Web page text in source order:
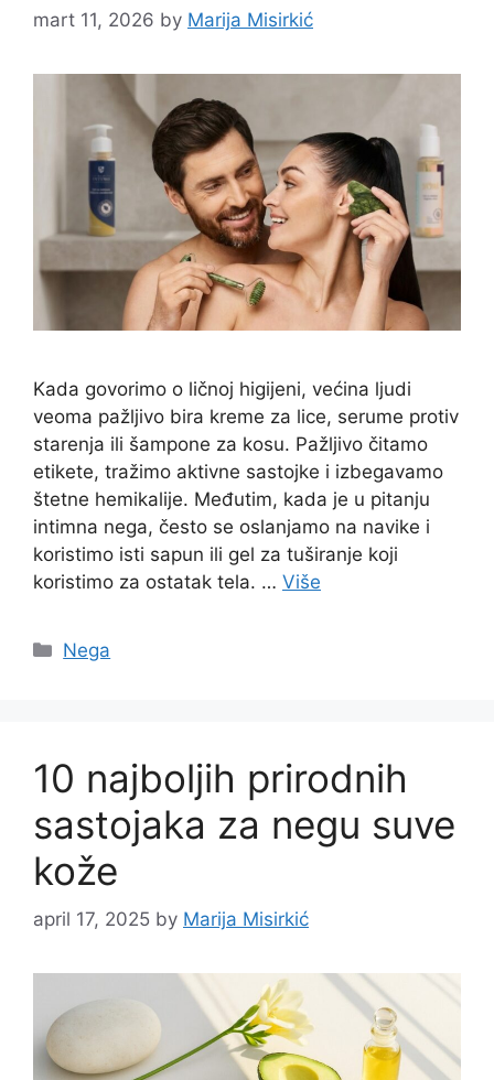
mart 11, 2026 by Marija Misirkić
Kada govorimo o ličnoj higijeni, većina ljudi
veoma pažljivo bira kreme za lice, serume protiv
starenja ili šampone za kosu. Pažljivo čitamo
etikete, tražimo aktivne sastojke i izbegavamo
štetne hemikalije. Međutim, kada je u pitanju
intimna nega, često se oslanjamo na navike i
koristimo isti sapun ili gel za tuširanje koji
koristimo za ostatak tela. … Više
Categories
Nega
10 najboljih prirodnih
sastojaka za negu suve
kože
april 17, 2025 by Marija Misirkić